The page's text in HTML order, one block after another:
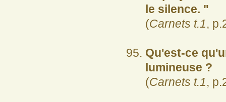
le silence. "
(Carnets t.1,
Qu'est-ce
lumineuse ?
(Carnets t.1,